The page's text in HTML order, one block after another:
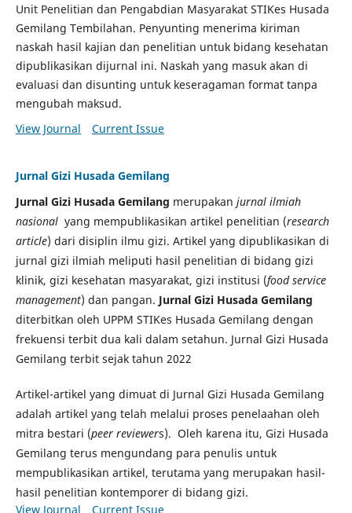
Unit Penelitian dan Pengabdian Masyarakat STIKes Husada
Gemilang Tembilahan. Penyunting menerima kiriman
naskah hasil kajian dan penelitian untuk bidang kesehatan
dipublikasikan dijurnal ini. Naskah yang masuk akan di
evaluasi dan disunting untuk keseragaman format tanpa
mengubah maksud.
View Journal
Current Issue
Jurnal Gizi Husada Gemilang
Jurnal Gizi Husada Gemilang merupakan jurnal ilmiah
nasionalyang mempublikasikan artikel penelitian (research
article) dari disiplin ilmu gizi. Artikel yang dipublikasikan di
jurnal gizi ilmiah meliputi hasil penelitian di bidang gizi
klinik, gizi kesehatan masyarakat, gizi institusi (food service
management) dan pangan. Jurnal Gizi Husada Gemilang
diterbitkan oleh UPPM STIKes Husada Gemilang dengan
frekuensi terbit dua kali dalam setahun. Jurnal Gizi Husada
Gemilang terbit sejak tahun 2022
Artikel-artikel yang dimuat di Jurnal Gizi Husada Gemilang
adalah artikel yang telah melalui proses penelaahan oleh
mitra bestari (peer reviewers). Oleh karena itu, Gizi Husada
Gemilang terus mengundang para penulis untuk
mempublikasikan artikel, terutama yang merupakan hasil-
hasil penelitian kontemporer di bidang gizi.
View Journal
Current Issue